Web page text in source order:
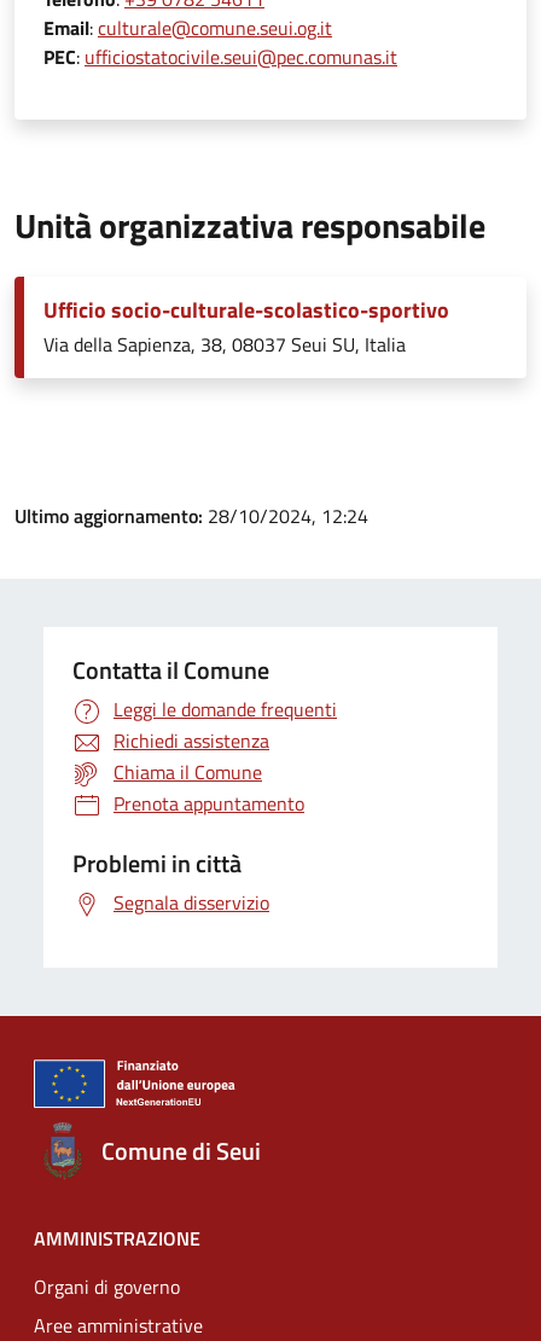
Email:culturale@comune.seui.og.it
PEC: ufficiostatocivile.seui@pec.comunas.it
Unità organizzativa responsabile
Ufficio socio-culturale-scolastico-sportivo
Via della Sapienza, 38, 08037 Seui SU, Italia
Ultimo aggiornamento: 28/10/2024, 12:24
Contatta il Comune
Leggi le domande frequenti
Richiedi assistenza
Chiama il Comune
Prenota appuntamento
Problemi in città
Segnala disservizio
Comune di Seui
AMMINISTRAZIONE
Organi di governo
Aree amministrative